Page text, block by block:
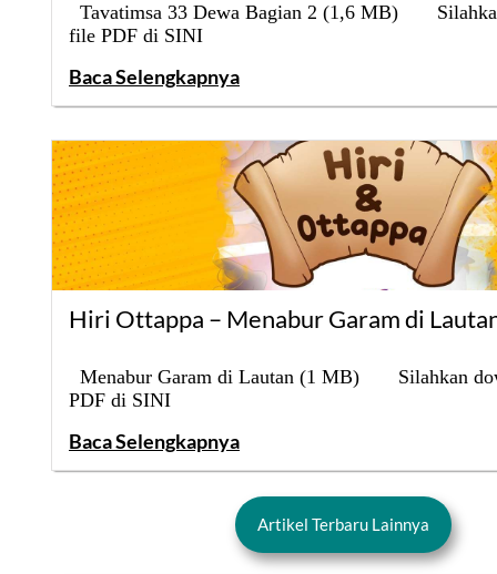
Tavatimsa 33 Dewa Bagian 2 (1,6 MB)
file PDF di SINI
Baca Selengkapnya
Hiri Ottappa – Menabur Garam di
Menabur Garam di Lautan (1 MB) Silahkan
PDF di SINI
Baca Selengkapnya
Artikel Terbaru Lainnya